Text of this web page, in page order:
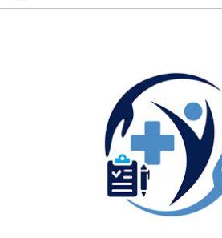
yasal
ve Şeffaflık
düzenleyen bir
ÖZEL SAĞLIK